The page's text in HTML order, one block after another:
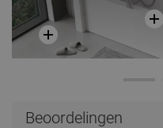
Beoordelingen